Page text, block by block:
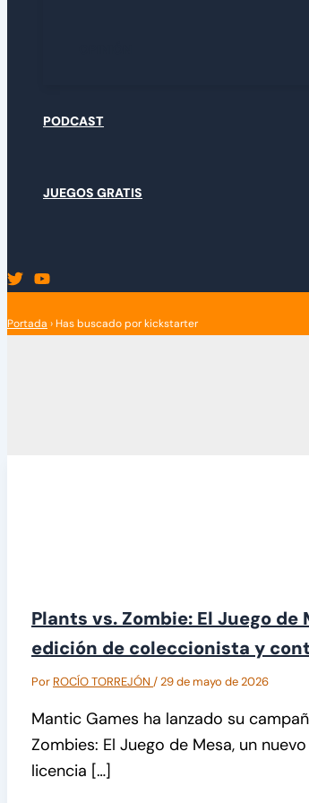
PODCAST
JUEGOS GRATIS
Portada ›Has buscado por kickstarter
Plants vs. Zombie: El Juego
edición de coleccionista y
Por ROCÍO TORREJÓN /29 de mayo de 2026
Mantic Games ha lanzado su
Zombies: El Juego de Mesa, un
licencia […]